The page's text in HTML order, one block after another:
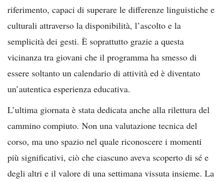
riferimento, capaci di superare le differenze linguistiche e
culturali attraverso la disponibilità, l’ascolto e la
semplicità dei gesti. È soprattutto grazie a questa
vicinanza tra giovani che il programma ha smesso di
essere soltanto un calendario di attività ed è diventato
un’autentica esperienza educativa.
L’ultima giornata è stata dedicata anche alla rilettura del
cammino compiuto. Non una valutazione tecnica del
corso, ma uno spazio nel quale riconoscere i momenti
più significativi, ciò che ciascuno aveva scoperto di sé e
degli altri e il valore di una settimana vissuta insieme. La